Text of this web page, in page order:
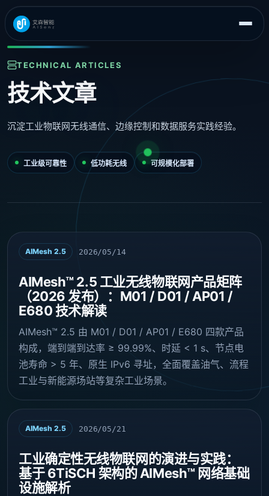
TECHNICAL ARTICLES
技术文章
沉淀工业物联网无线通信、边缘控制和数据服务实践经验。
工业级可靠性 低功耗无线 可规模化部署
AIMesh 2.5 2026/05/14
AIMesh™ 2.5 工业无线物联网产品矩阵
（2026 发布）：M01 / D01 / AP01 /
E680 技术解读
AIMesh™ 2.5 由 M01 / D01 / AP01 / E680 四款产品
构成，端到端到达率 ≥ 99.99%、时延 < 1 s、节点电
池寿命 > 5 年、原生 IPv6 寻址，全面覆盖油气、流程
工业与新能源场站等复杂工业场景。
AIMesh 2.5 2026/05/21
工业确定性无线物联网的演进与实践：
基于 6TiSCH 架构的 AIMesh™ 网络基础
设施解析